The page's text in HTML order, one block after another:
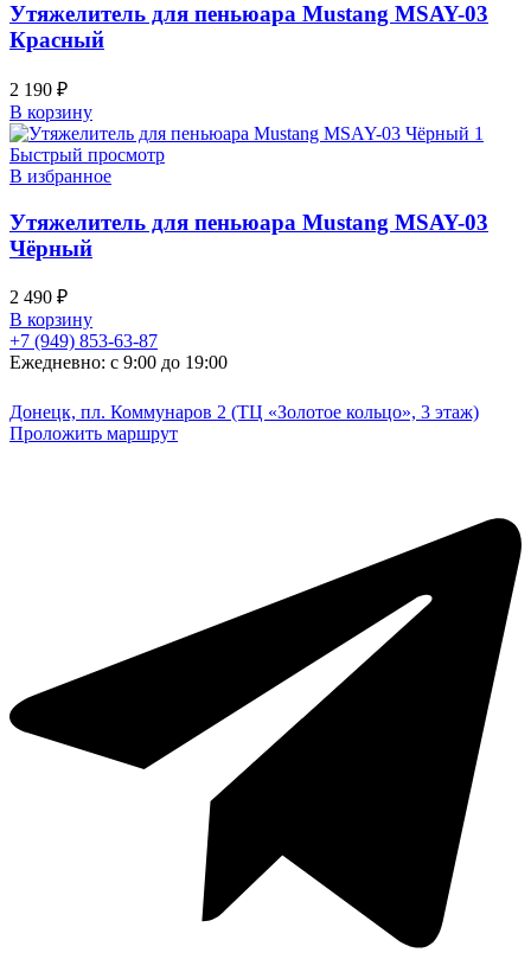
Утяжелитель для пеньюара Mustang MSAY-03
Красный
2 190 ₽
В корзину
Быстрый просмотр
В избранное
Утяжелитель для пеньюара Mustang MSAY-03
Чёрный
2 490 ₽
В корзину
+7 (949) 853-63-87
Ежедневно: с 9:00 до 19:00
Донецк, пл. Коммунаров 2 (ТЦ «Золотое кольцо», 3 этаж)
Проложить маршрут